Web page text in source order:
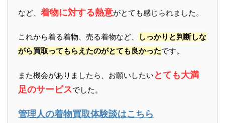
など、 着物に対する熱意がとても感じられました。
これから着る着物、売る着物など、
しっかりと判断しな
がら買取ってもらえたのがとても良かったです。
また機会がありましたら、お願いしたい とても大満
足のサービスでした。
管理人の着物買取体験談はこちら